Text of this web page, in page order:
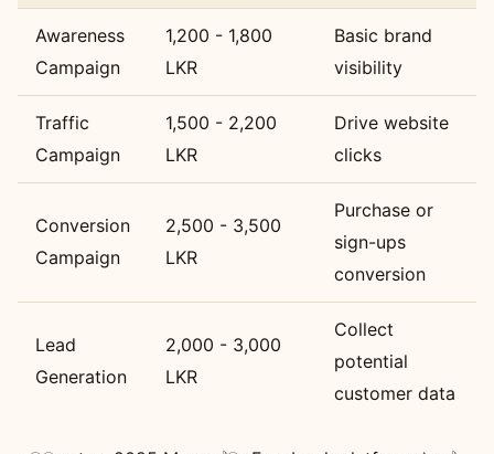
Awareness
Campaign
1,200 - 1,800
LKR
Basic brand
visibility
Traffic
Campaign
1,500 - 2,200
LKR
Drive website
clicks
Conversion
Campaign
2,500 - 3,500
LKR
Purchase or
sign-ups
conversion
Lead
Generation
2,000 - 3,000
LKR
Collect
potential
customer data